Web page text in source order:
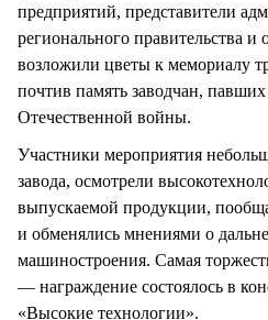
предприятий, представители
регионального правительства
возложили цветы к мемориалу
почтив память заводчан,
Отечественной войны.
Участники мероприятия
завода, осмотрели
выпускаемой продукции,
и обменялись мнениями о
машиностроения. Самая
— награждение состоялось в
«Высокие технологии».